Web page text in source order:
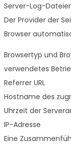
Server-Log-
Der Provider der
Browser
Browsertyp und
verwendetes
Referrer URL
Hostname des
Uhrzeit der
IP-Adresse
Eine